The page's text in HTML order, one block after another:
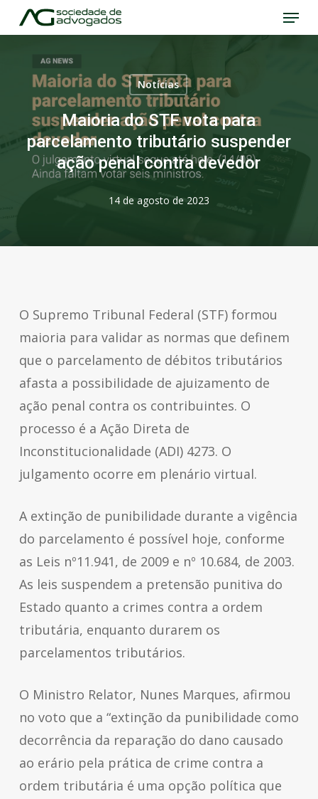
Skip
to
content
Menu
Notícias
Maioria do STF vota para
parcelamento tributário suspender
ação penal contra devedor
14 de agosto de 2023
O Supremo Tribunal Federal (STF) formou
maioria para validar as normas que definem
que o parcelamento de débitos tributários
afasta a possibilidade de ajuizamento de
ação penal contra os contribuintes. O
processo é a Ação Direta de
Inconstitucionalidade (ADI) 4273. O
julgamento ocorre em plenário virtual.
A extinção de punibilidade durante a vigência
do parcelamento é possível hoje, conforme
as Leis nº11.941, de 2009 e nº 10.684, de 2003.
As leis suspendem a pretensão punitiva do
Estado quanto a crimes contra a ordem
tributária, enquanto durarem os
parcelamentos tributários.
O Ministro Relator, Nunes Marques, afirmou
no voto que a “extinção da punibilidade como
decorrência da reparação do dano causado
ao erário pela prática de crime contra a
ordem tributária é uma opção política que